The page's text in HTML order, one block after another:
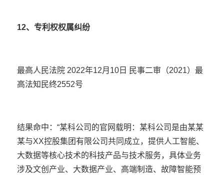
12、专利权权属纠纷
最高人民法院 2022年12月10日 民事二审（2021）最
高法知民终2552号
结果命中：“某科公司的官网载明：某科公司是由某某
某与XX控股集团有限公司共同成立，提供人工智能、
大数据等核心技术的科技产品与技术服务，具体业务
涉及文创产业、大数据产业、高端制造、故障智能预